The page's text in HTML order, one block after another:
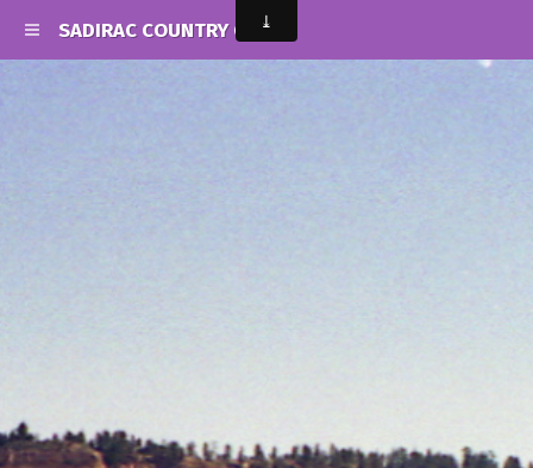
SADIRAC COUNTRY CLUB